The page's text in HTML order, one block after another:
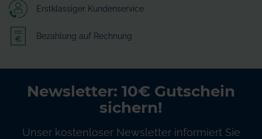
Erstklassiger Kundenservice
Bezahlung auf Rechnung
Newsletter: 10€ Gutschein
sichern!
Unser kostenloser Newsletter informiert Sie